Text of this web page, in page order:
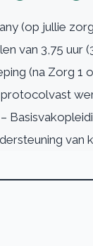
(op jullie
van 3,75 uur
(na Zorg 1
van